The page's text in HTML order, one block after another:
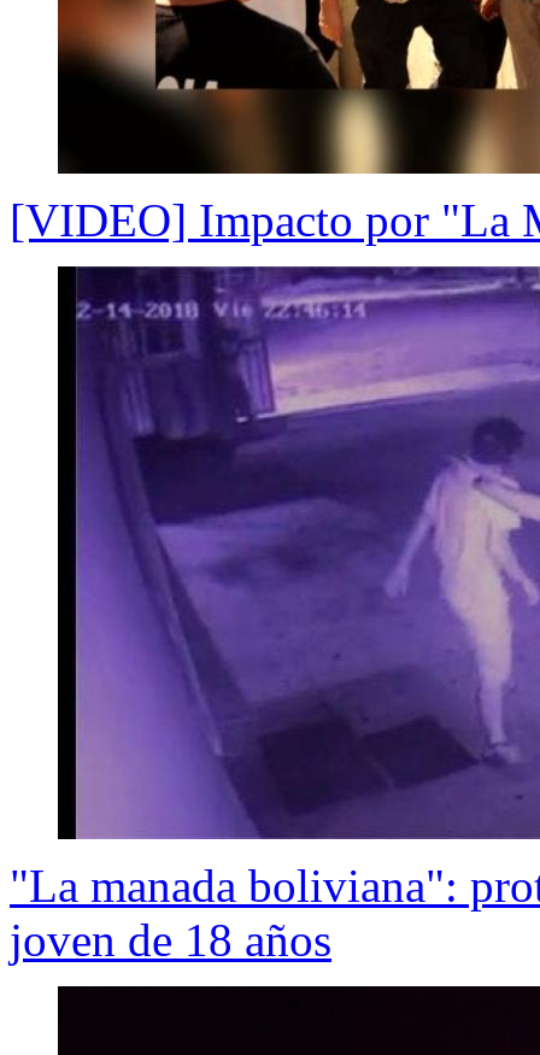
[VIDEO] Impacto por "La
"La manada boliviana":
joven de 18 años